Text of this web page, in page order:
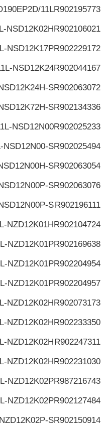
R902195773
11L
R902106021
NSD12K02H
R902229172
NSD12K17P
R902044167
NSD12K24
R902063072
S
R902134336
S
R902025233
NSD12N00
R902025494
NSD12N00-S
R902063054
S
R902063076
S
R902196111
S
R902104724
NZD12K01H
R902169638
NZD12K01P
R902204954
NZD12K01P
R902204957
NZD12K01P
R902073173
NZD12K02H
R902233350
NZD12K02H
R902247311
NZD12K02H
R902231030
NZD12K02H
R987216743
NZD12K02P
R902127484
NZD12K02P
R902150914
S